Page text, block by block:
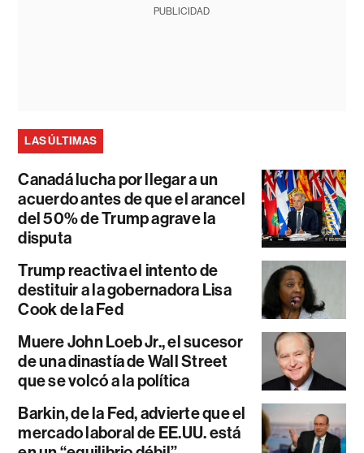
PUBLICIDAD
LAS ÚLTIMAS
Canadá lucha por llegar a un
acuerdo antes de que el arancel
del 50% de Trump agrave la
disputa
Trump reactiva el intento de
destituir a la gobernadora Lisa
Cook de la Fed
Muere John Loeb Jr., el sucesor
de una dinastía de Wall Street
que se volcó a la política
Barkin, de la Fed, advierte que el
mercado laboral de EE.UU. está